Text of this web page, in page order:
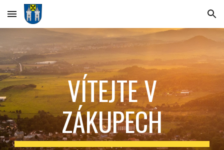
Skip to main content Skip to navigation
VÍTEJTE V
ZÁKUPECH